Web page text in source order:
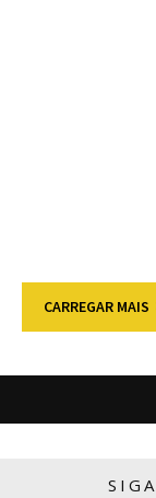
CARREGAR MAIS